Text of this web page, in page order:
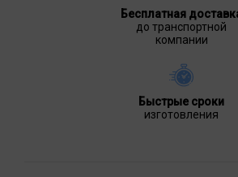
Бесплатная
до транспортной
компании
Быстрые сроки
изготовления